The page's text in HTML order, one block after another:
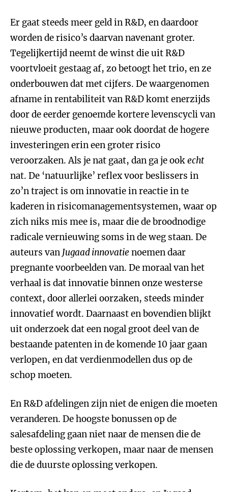
Er gaat steeds meer geld in R&D, en daardoor
worden de risico’s daarvan navenant groter.
Tegelijkertijd neemt de winst die uit R&D
voortvloeit gestaag af, zo betoogt het trio, en ze
onderbouwen dat met cijfers. De waargenomen
afname in rentabiliteit van R&D komt enerzijds
door de eerder genoemde kortere levenscycli van
nieuwe producten, maar ook doordat de hogere
investeringen erin een groter risico
veroorzaken. Als je nat gaat, dan ga je ookecht
nat. De ‘natuurlijke’ reflex voor beslissers in
zo’n traject is om innovatie in reactie in te
kaderen in risicomanagementsystemen, waar op
zich niks mis mee is, maar die de broodnodige
radicale vernieuwing soms in de weg staan. De
auteurs van Jugaad innovatie noemen daar
pregnante voorbeelden van. De moraal van het
verhaal is dat innovatie binnen onze westerse
context, door allerlei oorzaken, steeds minder
innovatief wordt. Daarnaast en bovendien blijkt
uit onderzoek dat een nogal groot deel van de
bestaande patenten in de komende 10 jaar gaan
verlopen, en dat verdienmodellen dus op de
schop moeten.
En R&D afdelingen zijn niet de enigen die moeten
veranderen. De hoogste bonussen op de
salesafdeling gaan niet naar de mensen die de
beste oplossing verkopen, maar naar de mensen
die de duurste oplossing verkopen.